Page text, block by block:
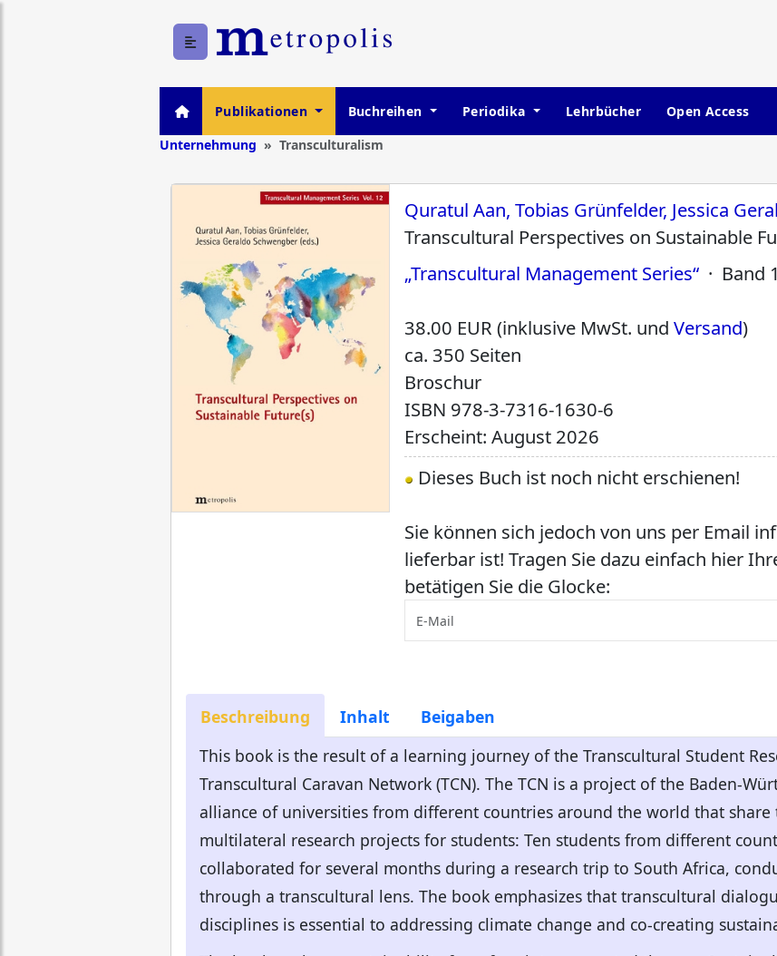
Publikationen Buchreihen Periodika Lehrbücher
Open Access
Unternehmung
Transculturalism
Quratul Aan, Tobias Grünfelder, Jessica
Transcultural Perspectives on Sustainable
„Transcultural Management Series“ · Band
38.00 EUR (inklusive MwSt. undVersand)
ca. 350 Seiten
Broschur
ISBN 978-3-7316-1630-6
Erscheint: August 2026
Dieses Buch ist noch nicht erschienen!
Sie können sich jedoch von uns per Email
lieferbar ist! Tragen Sie dazu einfach hier
betätigen Sie die Glocke:
Beschreibung Inhalt
Beigaben
This book is the result of a learning journey of the Transcultural Student
Transcultural Caravan Network (TCN). The TCN is a project of the Baden-
alliance of universities from different countries around the world that
multilateral research projects for students: Ten students from different
collaborated for several months during a research trip to South Africa,
through a transcultural lens. The book emphasizes that transcultural
disciplines is essential to addressing climate change and co-creating